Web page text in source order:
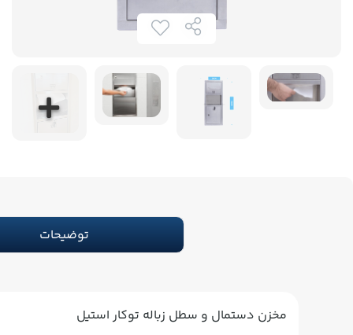
توضیحات
مخزن دستمال و سطل زباله توکار استیل